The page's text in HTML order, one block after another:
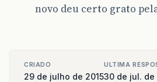
novo deu certo grato
CRIADO
29 de julho de 2015
ULTIMA
30 de jul. de